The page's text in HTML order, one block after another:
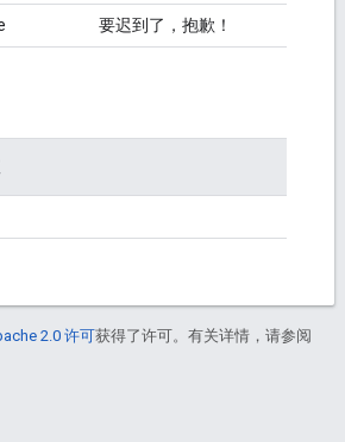
要迟到了，抱歉！
2.0 许可获得了许可。有关详情，请参阅